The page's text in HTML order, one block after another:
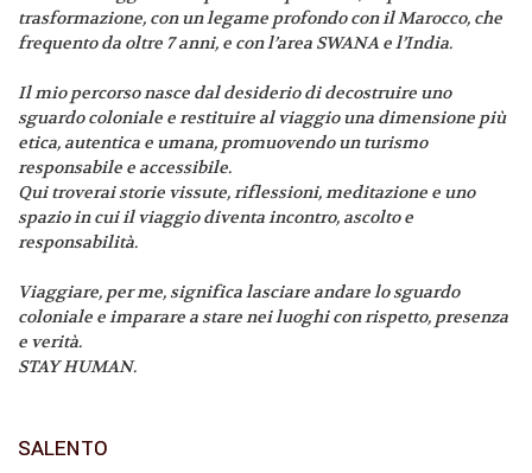
trasformazione, con un legame profondo con il Marocco, che
frequento da oltre 7 anni, e con l’area SWANA e l’India.
Il mio percorso nasce dal desiderio di decostruire uno
sguardo coloniale e restituire al viaggio una dimensione più
etica, autentica e umana, promuovendo un turismo
responsabile e accessibile.
Qui troverai storie vissute, riflessioni, meditazione e uno
spazio in cui il viaggio diventa incontro, ascolto e
responsabilità.
Viaggiare, per me, significa lasciare andare lo sguardo
coloniale e imparare a stare nei luoghi con rispetto, presenza
e verità.
STAY HUMAN.
SALENTO